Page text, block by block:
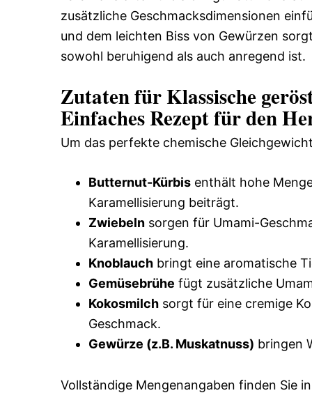
zusätzliche Geschmacksdimensionen
und dem leichten Biss von Gewürzen
sowohl beruhigend als auch anregend ist.
Zutaten für Klassische
Einfaches Rezept für den
Um das perfekte chemische
Butternut-Kürbis enthält hohe
Karamellisierung beiträgt.
Zwiebeln sorgen für Umami-
Karamellisierung.
Knoblauch bringt eine aromatische
Gemüsebrühe fügt zusätzliche
Kokosmilch sorgt für eine cremige
Geschmack.
Gewürze (z.B. Muskatnuss) bringen
Vollständige Mengenangaben finden Sie